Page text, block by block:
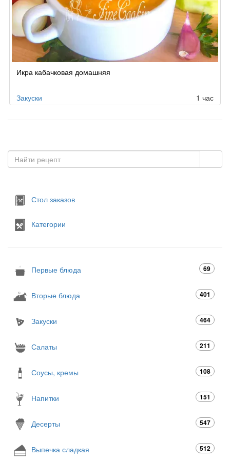
Икра кабачковая домашняя
Закуски 1 час
Стол заказов
Категории
Первые блюда 69
Вторые блюда 401
Закуски 464
Салаты 211
Соусы, кремы 108
Напитки 151
Десерты 547
Выпечка сладкая 512